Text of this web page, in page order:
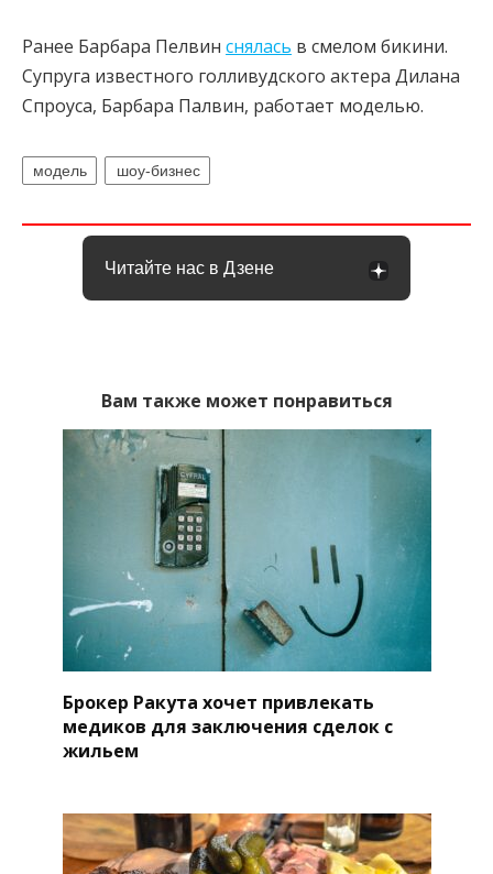
Ранее Барбара Пелвин снялась в смелом бикини.
Супруга известного голливудского актера Дилана
Спроуса, Барбара Палвин, работает моделью.
модель шоу-бизнес
Читайте нас в Дзене
Вам также может понравиться
Брокер Ракута хочет привлекать
медиков для заключения сделок с
жильем